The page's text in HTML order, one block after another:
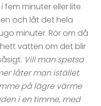
fem minuter eller lite
och låt det hela
minuter. Rör om då
vatten om det blir
Vill man spetsa
låter man istället
på lägre värme
i en timme, med